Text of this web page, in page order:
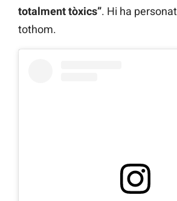
totalment tòxics”. Hi ha
tothom.